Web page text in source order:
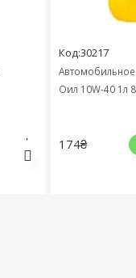
Код:30217
Оил 10W-40 1л
174₴